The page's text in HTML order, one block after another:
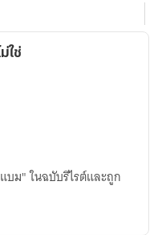
ใช่
บม" ในฉบับรีไรต์และถูก